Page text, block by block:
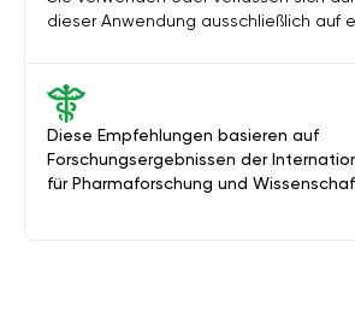
Diese Empfehlungen basieren auf
Forschungsergebnissen der
für Pharmaforschung und
dieser Anwendung ausschließlich auf